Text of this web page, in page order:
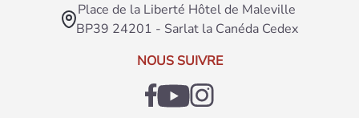
Place de la Liberté Hôtel de Maleville
BP39 24201 - Sarlat la Canéda Cedex
NOUS SUIVRE